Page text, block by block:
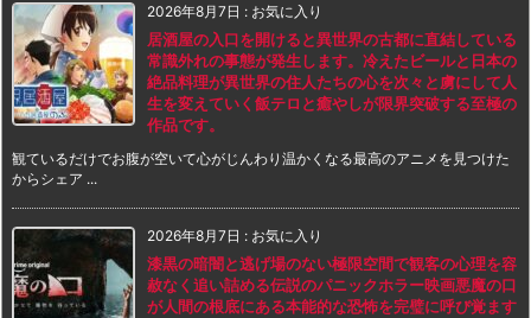
2026年8月7日 : お気に入り
居酒屋の入口を開けると異世界の古都に直結している
常識外れの事態が発生します。冷えたビールと日本の
絶品料理が異世界の住人たちの心を次々と虜にして人
生を変えていく飯テロと癒やしが限界突破する至極の
作品です。
観ているだけでお腹が空いて心がじんわり温かくなる最高のアニメを見つけた
からシェア ...
2026年8月7日 : お気に入り
漆黒の暗闇と逃げ場のない極限空間で観客の心理を容
赦なく追い詰める伝説のパニックホラー映画悪魔の口
が人間の根底にある本能的な恐怖を完璧に呼び覚ます